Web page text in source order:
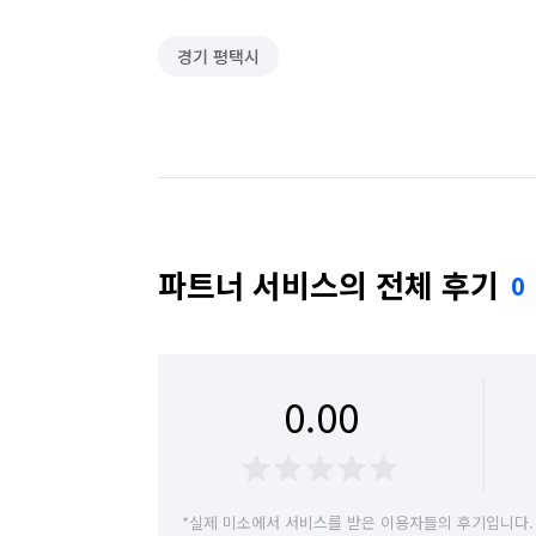
경기 평택시
파트너 서비스의 전체 후기 0
0.00
*실제 미소에서 서비스를 받은 이용자들의 후기입니다.